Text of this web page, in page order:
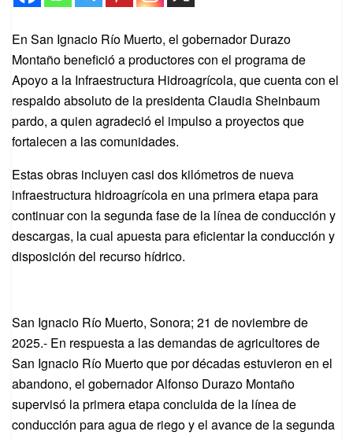
En San Ignacio Río Muerto, el gobernador Durazo
Montaño benefició a productores con el programa de
Apoyo a la Infraestructura Hidroagrícola, que cuenta con el
respaldo absoluto de la presidenta Claudia Sheinbaum
pardo, a quien agradeció el impulso a proyectos que
fortalecen a las comunidades.
Estas obras incluyen casi dos kilómetros de nueva
infraestructura hidroagrícola en una primera etapa para
continuar con la segunda fase de la línea de conducción y
descargas, la cual apuesta para eficientar la conducción y
disposición del recurso hídrico.
San Ignacio Río Muerto, Sonora; 21 de noviembre de
2025.- En respuesta a las demandas de agricultores de
San Ignacio Río Muerto que por décadas estuvieron en el
abandono, el gobernador Alfonso Durazo Montaño
supervisó la primera etapa concluida de la línea de
conducción para agua de riego y el avance de la segunda